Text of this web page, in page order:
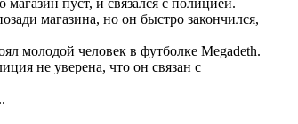
пуст, и связался с полицией.
магазина, но он быстро закончился,
молодой человек в футболке Megadeth.
не уверена, что он связан с